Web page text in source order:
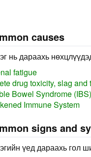
causes
нь дараахь
fatigue
drug toxicity, slag and
Bowel Syndrome (IBS)
Immune System
signs and
үед дараахь гол